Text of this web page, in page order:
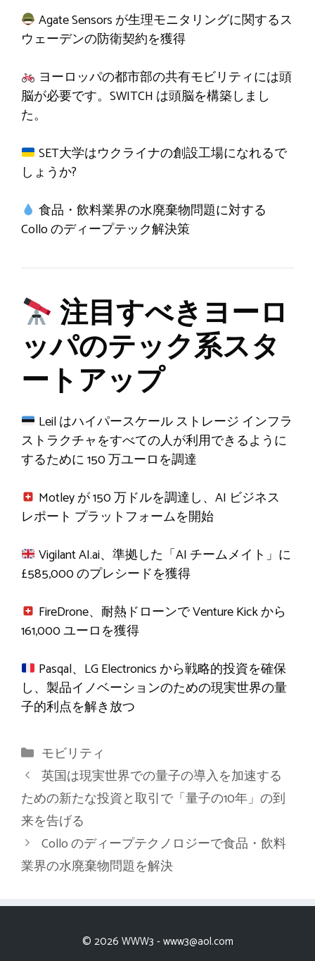
Agate Sensors が生理モニタリングに関するス
ウェーデンの防衛契約を獲得
ヨーロッパの都市部の共有モビリティには頭
脳が必要です。SWITCH は頭脳を構築しまし
た。
SET大学はウクライナの創設工場になれるで
しょうか?
食品・飲料業界の水廃棄物問題に対する
Collo のディープテック解決策
注目すべきヨーロ
ッパのテック系スタ
ートアップ
Leil はハイパースケール ストレージ インフラ
ストラクチャをすべての人が利用できるように
するために 150 万ユーロを調達
Motley が 150 万ドルを調達し、AI ビジネス
レポート プラットフォームを開始
Vigilant AI.ai、準拠した「AI チームメイト」に
£585,000 のプレシードを獲得
FireDrone、耐熱ドローンで Venture Kick から
161,000 ユーロを獲得
Pasqal、LG Electronics から戦略的投資を確保
し、製品イノベーションのための現実世界の量
子的利点を解き放つ
カ
テ
ゴ
リ
ー
モビリティ
英国は現実世界での量子の導入を加速する
ための新たな投資と取引で「量子の10年」の到
来を告げる
Collo のディープテクノロジーで食品・飲料
業界の水廃棄物問題を解決
© 2026 WWW3 -www3@aol.com